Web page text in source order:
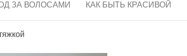
ЗА ВОЛОСАМИ КАК БЫТЬ КРАСИВОЙ